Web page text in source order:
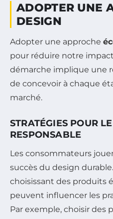
ADOPTER UNE
DESIGN
Adopter une approche
pour réduire notre
démarche implique une
de concevoir à chaque
marché.
STRATÉGIES POUR
RESPONSABLE
Les consommateurs
succès du design
choisissant des produits
peuvent influencer les
Par exemple, choisir des